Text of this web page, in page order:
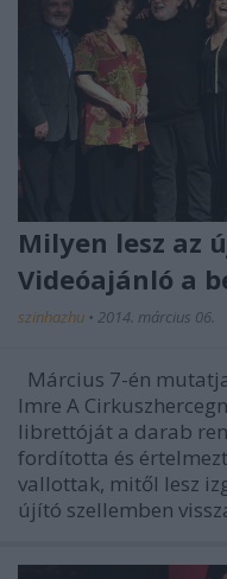
Milyen lesz az
Videóajánló a
szinhazhu • 2014. március 06.
Március 7-én
Imre A
librettóját a darab
fordította és
vallottak, mitől lesz
újító szellemben